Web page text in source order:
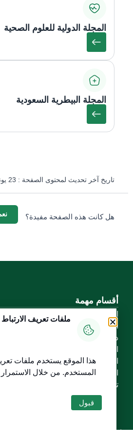
المجلة الدولية للعلوم الصحية
المجلة البيطرية السعودية
تاريخ آخر تحديث لمحتوى الصفحة : 23 يونيو 2026 بتمام الساعة 09:02 مساءً
هل كانت هذه الصفحة مفيدة؟
أقسام مهمة
المعرفة الرقمية
دليل الخدمات
البيانات المفتوحة
السياسات واللوائح
تواصل معنا
خريطة الموقع
ملفات تعريف الارتباط
هذا الموقع يستخدم ملفات
المستخدم. من خلال
قبول